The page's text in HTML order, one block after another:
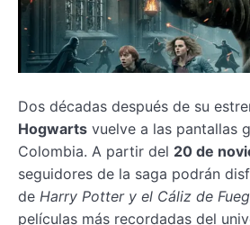
Dos décadas después de su
Hogwarts vuelve a las pantallas
Colombia. A partir del 20 de
seguidores de la saga podrán
de Harry Potter y el Cáliz de
películas más recordadas del